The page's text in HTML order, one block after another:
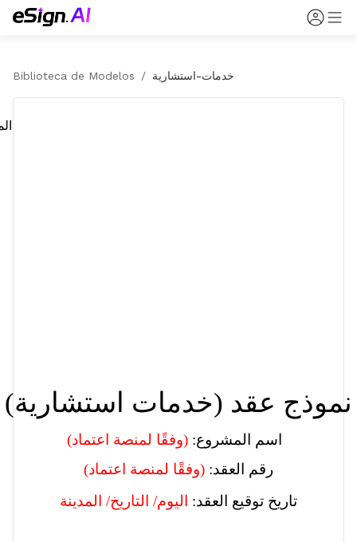
Biblioteca de Modelos / خدمات-استشارية
نموذج عقد (خدمات استشارية)
اسم المشروع:
رقم العقد: (وفقًا لمنصة اعتماد)
تاريخ توقيع العقد:
اليوم/ التاريخ/ المدينة